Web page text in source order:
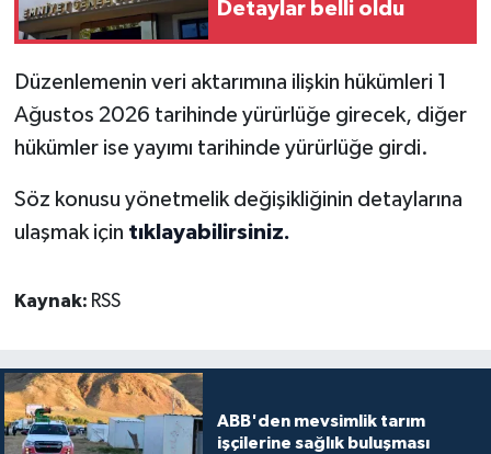
Detaylar belli oldu
Düzenlemenin veri aktarımına ilişkin hükümleri 1
Ağustos 2026 tarihinde yürürlüğe girecek, diğer
hükümler ise yayımı tarihinde yürürlüğe girdi.
Söz konusu yönetmelik değişikliğinin detaylarına
ulaşmak için tıklayabilirsiniz.
Kaynak: RSS
ABB'den mevsimlik tarım
işçilerine sağlık buluşması